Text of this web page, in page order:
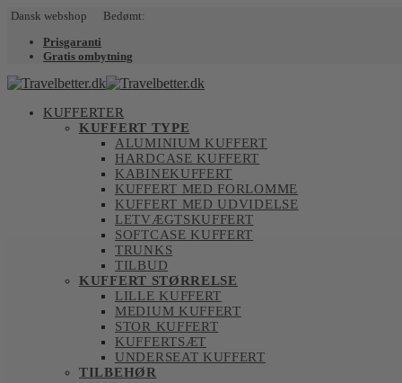
Dansk webshop Bedømt:
Prisgaranti
Gratis ombytning
KUFFERTER
KUFFERT TYPE
ALUMINIUM KUFFERT
HARDCASE KUFFERT
KABINEKUFFERT
KUFFERT MED FORLOMME
KUFFERT MED UDVIDELSE
LETVÆGTSKUFFERT
SOFTCASE KUFFERT
TRUNKS
TILBUD
KUFFERT STØRRELSE
LILLE KUFFERT
MEDIUM KUFFERT
STOR KUFFERT
KUFFERTSÆT
UNDERSEAT KUFFERT
TILBEHØR